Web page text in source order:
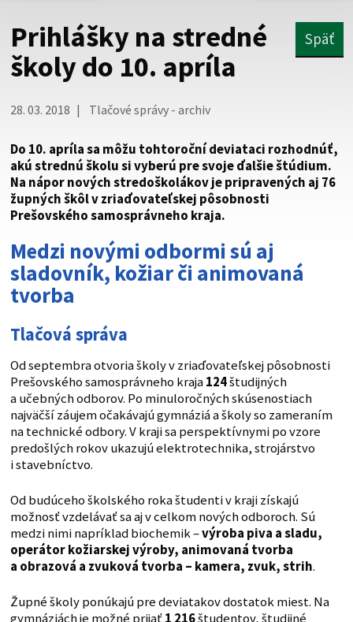
Táto stránka je zabezpečená
cez zabezpečenú webovú stránku. Zabezpečená stránka
vždy začína https:// pred názvom domény webového sídla.
Prihlášky na stredné
školy do 10. apríla
Späť
28. 03. 2018 Tlačové správy - archiv
Do 10. apríla sa môžu tohtoroční deviataci rozhodnúť,
akú strednú školu si vyberú pre svoje ďalšie štúdium.
Na nápor nových stredoškolákov je pripravených aj 76
župných škôl v zriaďovateľskej pôsobnosti
Prešovského samosprávneho kraja.
Medzi novými odbormi sú aj
sladovník, kožiar či animovaná
tvorba
Tlačová správa
Od septembra otvoria školy v zriaďovateľskej pôsobnosti
Prešovského samosprávneho kraja124študijných
a učebných odborov. Po minuloročných skúsenostiach
najväčší záujem očakávajú gymnáziá a školy so zameraním
na technické odbory. V kraji sa perspektívnymi po vzore
predošlých rokov ukazujú elektrotechnika, strojárstvo
i stavebníctvo.
Od budúceho školského roka študenti v kraji získajú
možnosť vzdelávať sa aj v celkom nových odboroch. Sú
medzi nimi napríklad biochemik –výroba piva a sladu,
operátor kožiarskej výroby, animovaná tvorba
a obrazová a zvuková tvorba – kamera, zvuk, strih.
Župné školy ponúkajú pre deviatakov dostatok miest. Na
gymnáziách je možné prijať1 216študentov, študijné